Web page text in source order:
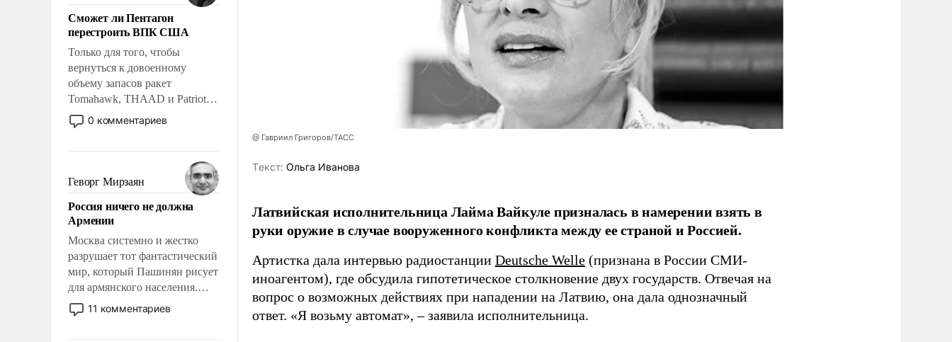
Сможет ли Пентагон
перестроить ВПК США
Только для того, чтобы
вернуться к довоенному
объему запасов ракет
Tomahawk, THAAD и Patriot
США потребуется более трех
лет. Даже небольшая война с
Сложившаяся ситуация
означает многолетний период
уязвимости США, например,
перед Китаем.
0 комментариев
Геворг Мирзаян
Россия ничего не должна
Армении
Москва системно и жестко
разрушает тот фантастический
мир, который Пашинян рисует
для армянского населения.
Мир, где этому населению все
должны просто по
11 комментариев
@ Гавриил Григоров/ТАСС
Tекст: Ольга Иванова
Латвийская исполнительница Лайма Вайкуле призналась в намерении взять в
руки оружие в случае вооруженного конфликта между ее страной и Россией.
Артистка дала интервью радиостанции Deutsche Welle (признана в России СМИ-
иноагентом), где обсудила гипотетическое столкновение двух государств. Отвечая на
вопрос о возможных действиях при нападении на Латвию, она дала однозначный
ответ. «Я возьму автомат», – заявила исполнительница.